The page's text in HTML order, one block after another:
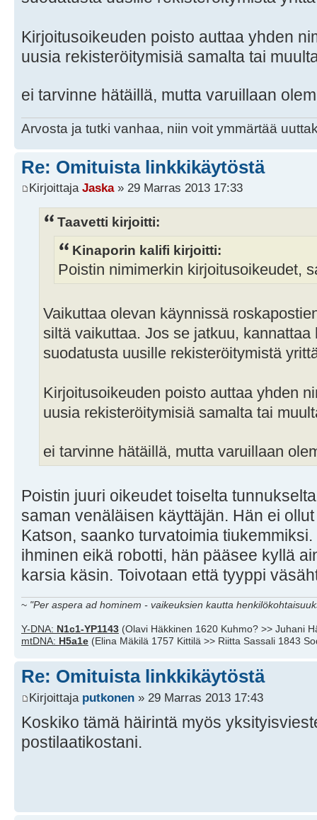
Kirjoitusoikeuden poisto auttaa yhden
uusia rekisteröitymisiä samalta tai
ei tarvinne hätäillä, mutta varuillaan
Arvosta ja tutki vanhaa, niin voit ymmärtää
Re: Omituista linkkikäytöstä
Kirjoittaja Jaska» 29 Marras 2013 17:33
Taavetti kirjoitti:
Kinaporin kalifi kirjoitti:
Poistin nimimerkin kirjoitusoikeudet,
Vaikuttaa olevan käynnissä
siltä vaikuttaa. Jos se jatkuu,
suodatusta uusille rekisteröitymistä
Kirjoitusoikeuden poisto auttaa yhden
uusia rekisteröitymisiä samalta tai
ei tarvinne hätäillä, mutta varuillaan
Poistin juuri oikeudet toiselta
saman venäläisen käyttäjän. Hän ei
Katson, saanko turvatoimia
ihminen eikä robotti, hän pääsee kyllä
karsia käsin. Toivotaan että tyyppi
~ "Per aspera ad hominem - vaikeuksien kautta
Y-DNA: N1c1-YP1143 (Olavi Häkkinen 1620 Kuhmo? >> Juhani
mtDNA: H5a1e (Elina Mäkilä 1757 Kittilä >> Riitta Sassali 1843
Re: Omituista linkkikäytöstä
Kirjoittaja putkonen » 29 Marras 2013 17:43
Koskiko tämä häirintä myös
postilaatikostani.